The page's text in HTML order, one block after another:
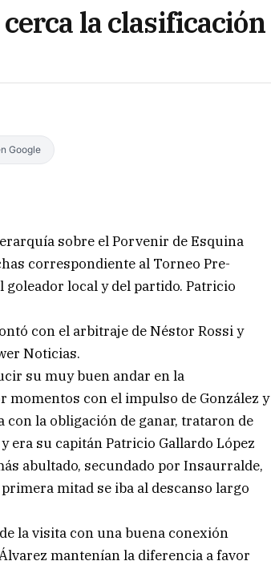
la clasificación
Google
sobre el Porvenir de Esquina
correspondiente al Torneo Pre-
goleador local y del partido. Patricio
con el arbitraje de Néstor Rossi y
Noticias.
su muy buen andar en la
momentos con el impulso de González y
la obligación de ganar, trataron de
era su capitán Patricio Gallardo López
abultado, secundado por Insaurralde,
mitad se iba al descanso largo
la visita con una buena conexión
mantenían la diferencia a favor